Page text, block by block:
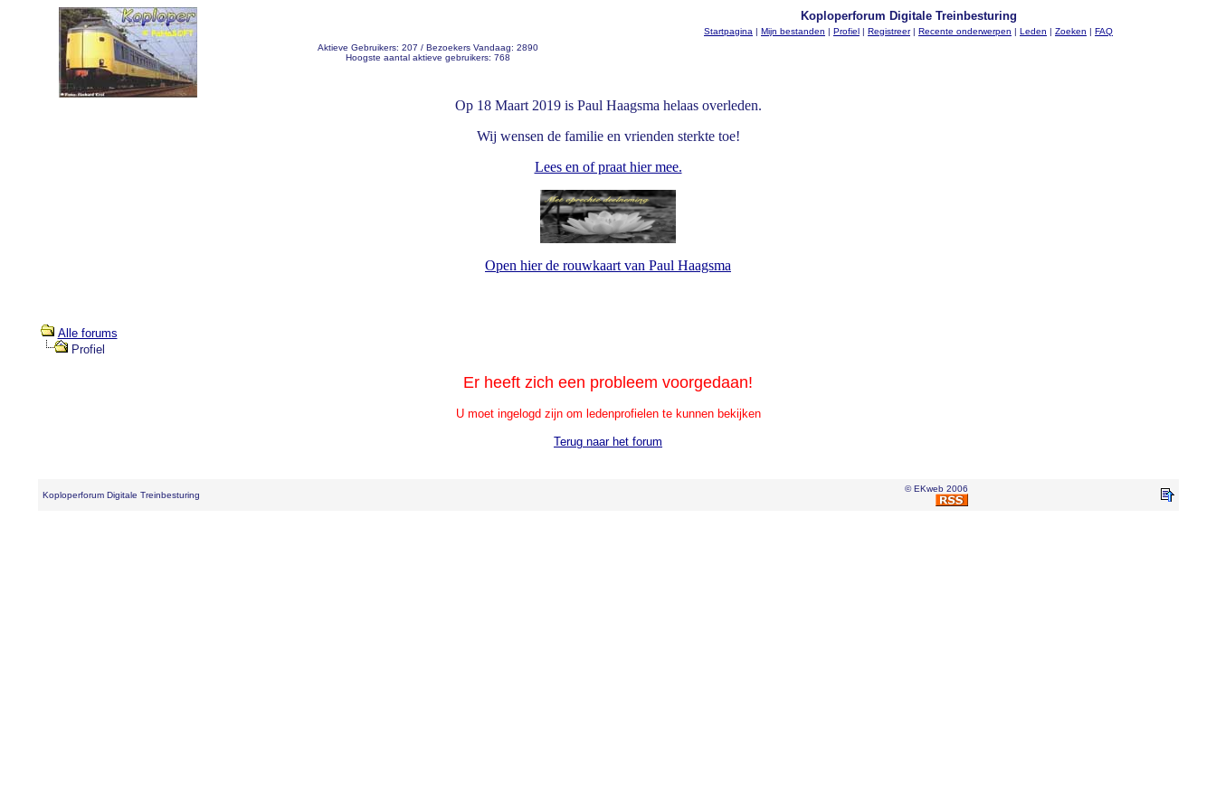
Aktieve Gebruikers: 207 / Bezoekers Vandaag: 2890
Hoogste aantal aktieve gebruikers: 768
Koploperforum Digitale Treinbesturing
Startpagina | Mijn bestanden | Profiel | Registreer| Recente onderwerpen | Leden | Zoeken | FAQ
Op 18 Maart 2019 is Paul Haagsma helaas overleden.
Wij wensen de familie en vrienden sterkte toe!
Lees en of praat hier mee.
Open hier de rouwkaart van Paul Haagsma
Alle forums
Profiel
Er heeft zich een probleem voorgedaan!
U moet ingelogd zijn om ledenprofielen te kunnen bekijken
Terug naar het forum
Koploperforum Digitale Treinbesturing
© EKweb 2006